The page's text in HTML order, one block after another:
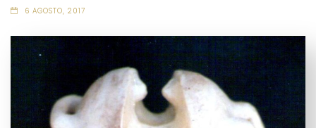
6 AGOSTO, 2017